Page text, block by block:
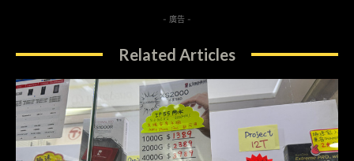
- 廣告 -
Related Articles